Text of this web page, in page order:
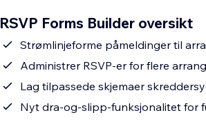
RSVP Forms Builder oversikt
Strømlinjeforme påmeldinger til
Administrer RSVP-er for flere
Lag tilpassede skjemaer
Nyt dra-og-slipp-funksjonalitet for